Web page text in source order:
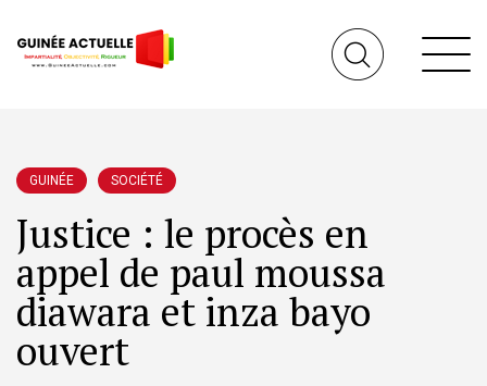
GUINÉE SOCIÉTÉ
Justice : le procès en
appel de paul moussa
diawara et inza bayo
ouvert